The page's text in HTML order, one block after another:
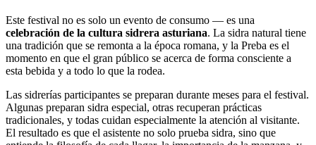
Este festival no es solo un evento de consumo — es una
celebración de la cultura sidrera asturiana. La sidra natural tiene
una tradición que se remonta a la época romana, y la Preba es el
momento en que el gran público se acerca de forma consciente a
esta bebida y a todo lo que la rodea.
Las sidrerías participantes se preparan durante meses para el festival.
Algunas preparan sidra especial, otras recuperan prácticas
tradicionales, y todas cuidan especialmente la atención al visitante.
El resultado es que el asistente no solo prueba sidra, sino que